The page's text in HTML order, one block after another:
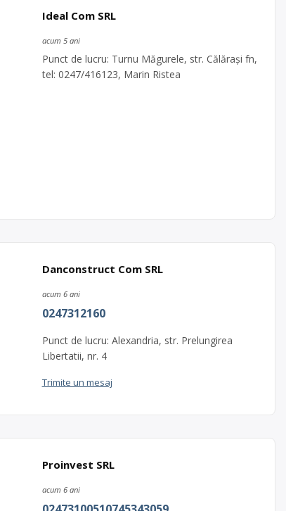
Ideal Com SRL
acum 5 ani
Punct de lucru: Turnu Măgurele, str. Călărași fn,
tel: 0247/416123, Marin Ristea
Danconstruct Com SRL
acum 6 ani
0247312160
Punct de lucru: Alexandria, str. Prelungirea
Libertatii, nr. 4
Trimite un mesaj
Proinvest SRL
acum 6 ani